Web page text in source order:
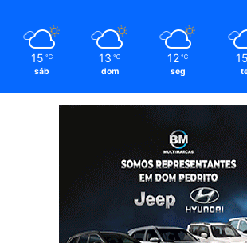
15 ℃
sáb
13 ℃
dom
12 ℃
seg
15